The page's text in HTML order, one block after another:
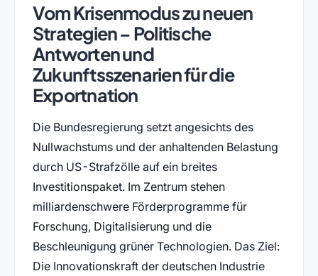
Vom Krisenmodus zu neuen
Strategien – Politische
Antworten und
Zukunftsszenarien für die
Exportnation
Die Bundesregierung setzt angesichts des
Nullwachstums und der anhaltenden Belastung
durch US-Strafzölle auf ein breites
Investitionspaket. Im Zentrum stehen
milliardenschwere Förderprogramme für
Forschung, Digitalisierung und die
Beschleunigung grüner Technologien. Das Ziel:
Die Innovationskraft der deutschen Industrie